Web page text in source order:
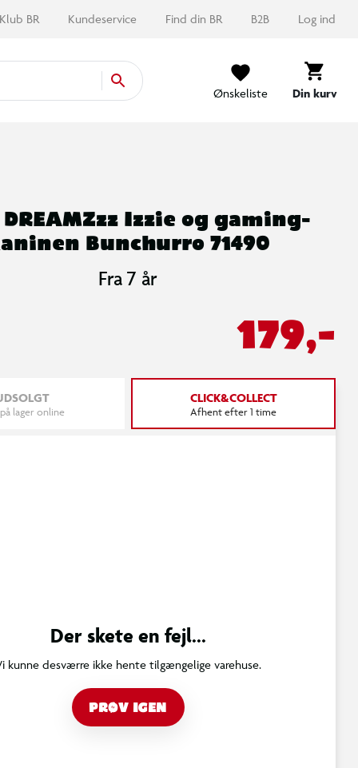
Klub BR Kundeservice Find din BR B2B Log ind
Ønskeliste Din kurv
DREAMZzz Izzie og gaming-
Bunchurro 71490
Fra 7 år
179,-
lager online
CLICK&COLLECT
Afhent efter 1 time
Der skete en fejl...
kunne desværre ikke hente tilgængelige varehuse.
PRØV IGEN